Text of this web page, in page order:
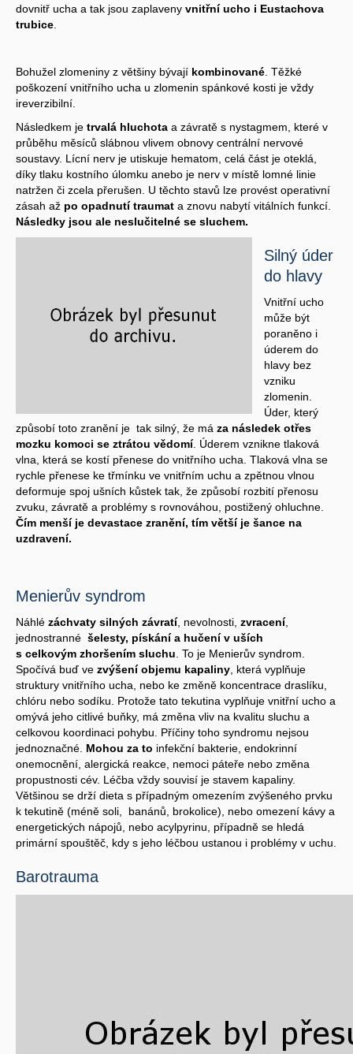
dovnitř ucha a tak jsou zaplaveny vnitřní ucho i Eustachova
trubice
Bohužel zlomeniny z většiny bývají kombinované . Těžké
poškození vnitřního ucha u zlomenin spánkové kosti je vždy
ireverzibilní.
Následkem je trvalá hluchota a závratě s nystagmem, které v
průběhu měsíců slábnou vlivem obnovy centrální nervové
soustavy. Lícní nerv je utiskuje hematom, celá část je oteklá,
díky tlaku kostního úlomku anebo je nerv v místě lomné linie
natržen či zcela přerušen. U těchto stavů lze provést operativní
zásah až po opadnutí traumat a znovu nabytí vitálních funkcí.
Následky jsou ale neslučitelné se sluchem.
Silný úder
do hlavy
Vnitřní ucho
může být
poraněno i
úderem do
hlavy bez
vzniku
zlomenin.
Úder, který
způsobí toto zranění je tak silný, že má za následek otřes
mozku komoci se ztrátou vědomí. Úderem vznikne tlaková
vlna, která se kostí přenese do vnitřního ucha. Tlaková vlna se
rychle přenese ke třmínku ve vnitřním uchu a zpětnou vlnou
deformuje spoj ušních kůstek tak, že způsobí rozbití přenosu
zvuku, závratě a problémy s rovnováhou, postižený ohluchne.
Čím menší je devastace zranění, tím větší je šance na
uzdravení.
Menierův syndrom
Náhlé záchvaty silných závratí, nevolnosti, zvracení,
jednostranné šelesty, pískání a hučení v uších
s celkovým zhoršením sluchu . To je Menierův syndrom.
Spočívá buď ve zvýšení objemu kapaliny , která vyplňuje
struktury vnitřního ucha, nebo ke změně koncentrace draslíku,
chlóru nebo sodíku. Protože tato tekutina vyplňuje vnitřní ucho a
omývá jeho citlivé buňky, má změna vliv na kvalitu sluchu a
celkovou koordinaci pohybu. Příčiny toho syndromu nejsou
jednoznačné. Mohou za to infekční bakterie, endokrinní
onemocnění, alergická reakce, nemoci páteře nebo změna
propustnosti cév. Léčba vždy souvisí je stavem kapaliny.
Většinou se drží dieta s případným omezením zvýšeného prvku
k tekutině (méně soli, banánů, brokolice), nebo omezení kávy a
energetických nápojů, nebo acylpyrinu, případně se hledá
primární spouštěč, kdy s jeho léčbou ustanou i problémy v uchu.
Barotrauma